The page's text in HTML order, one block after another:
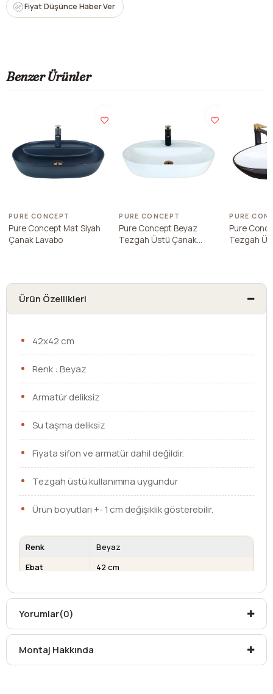
Fiyat Düşünce Haber Ver
Benzer Ürünler
PURE CONCEPT
Pure Concept Mat Siyah
Çanak Lavabo
PURE CONCEPT
Pure Concept Beyaz
Tezgah Üstü Çanak
PURE
Pure
Tezgah
Ürün Özellikleri
42x42 cm
Renk : Beyaz
Armatür deliksiz
Su taşma deliksiz
Fiyata sifon ve armatür dahil değildir.
Tezgah üstü kullanımına uygundur
Ürün boyutları +- 1 cm değişiklik gösterebilir.
Renk
Beyaz
Ebat
42 cm
Su Taşma
Deliği
mesafelere göre değişiklik gösterebilir.
Kargo teslimatlarında mesafelerden dolayı
Yorumlar(0)
Montaj Hakkında